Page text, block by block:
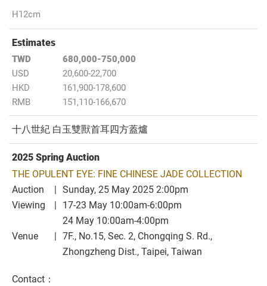
H12cm
Estimates
TWD
680,000-750,000
USD
20,600-22,700
HKD
161,900-178,600
RMB
151,110-166,670
十八世紀 白玉雙獸首耳四方蓋爐
2025 Spring Auction
THE OPULENT EYE: FINE CHINESE JADE COLLECTION
Auction
Sunday, 25 May 2025 2:00pm
Viewing
17-23 May 10:00am-6:00pm
24 May 10:00am-4:00pm
Venue
7F., No.15, Sec. 2, Chongqing S. Rd.,
Zhongzheng Dist., Taipei, Taiwan
Contact：